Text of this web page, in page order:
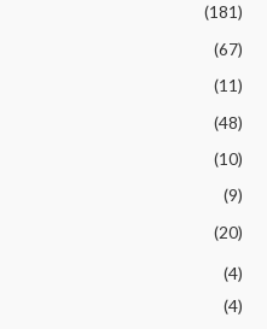
(181)
(67)
(11)
(48)
(10)
(9)
(20)
(4)
(4)